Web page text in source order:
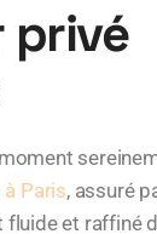
privé
Paris, assuré
fluide et raffiné